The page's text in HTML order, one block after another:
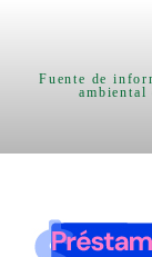
Fuente de